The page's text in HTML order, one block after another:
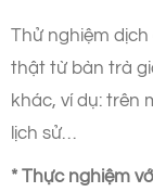
Thử nghiệm
thật từ bàn trà
khác, ví dụ: trên
lịch sử…
* Thực nghiệm